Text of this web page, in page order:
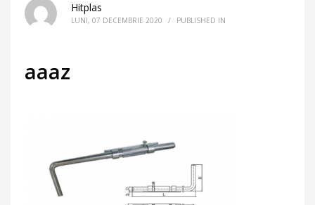
Hitplas
LUNI, 07 DECEMBRIE 2020 / PUBLISHED IN
aaaz